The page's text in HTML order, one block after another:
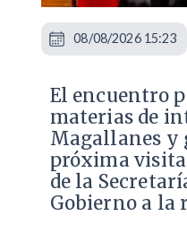
El encuentro
materias de
Magallanes y
próxima
de la
Gobierno a la
08/08/2026 15:23